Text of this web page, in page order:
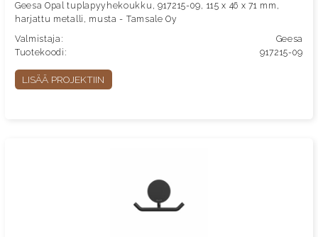
Geesa Opal tuplapyyhekoukku, 917215-09, 115 x 46 x 71 mm,
harjattu metalli, musta - Tamsale Oy
Valmistaja:
Geesa
Tuotekoodi:
917215-09
LISÄÄ PROJEKTIIN